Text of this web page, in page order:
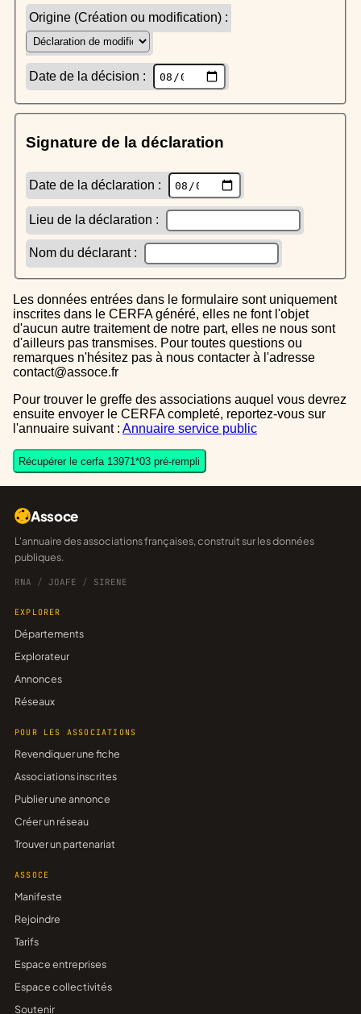
Origine (Création ou modification) :
Date de la décision :
Signature de la déclaration
Date de la déclaration :
Lieu de la déclaration :
Nom du déclarant :
Les données entrées dans le formulaire sont uniquement
inscrites dans le CERFA généré, elles ne font l'objet
d'aucun autre traitement de notre part, elles ne nous sont
d'ailleurs pas transmises. Pour toutes questions ou
remarques n'hésitez pas à nous contacter à l'adresse
contact@assoce.fr
Pour trouver le greffe des associations auquel vous devrez
ensuite envoyer le CERFA completé, reportez-vous sur
l'annuaire suivant : Annuaire service public
Récupérer le cerfa 13971*03 pré-rempli
Assoce
L'annuaire des associations françaises, construit sur les données
publiques.
RNA / JOAFE / SIRENE
EXPLORER
Départements
Explorateur
Annonces
Réseaux
POUR LES ASSOCIATIONS
Revendiquer une fiche
Associations inscrites
Publier une annonce
Créer un réseau
Trouver un partenariat
ASSOCE
Manifeste
Rejoindre
Tarifs
Espace entreprises
Espace collectivités
Soutenir